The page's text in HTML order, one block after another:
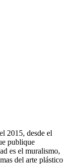
2015, desde el
publique
es el muralismo,
del arte plástico